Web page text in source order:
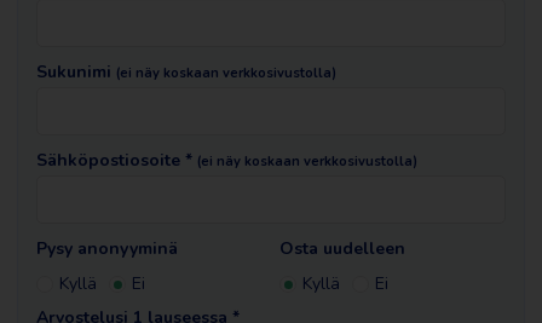
Sukunimi (ei näy koskaan verkkosivustolla)
Sähköpostiosoite * (ei näy koskaan verkkosivustolla)
Pysy anonyyminä
Kyllä
Ei
Osta uudelleen
Kyllä
Ei
Arvostelusi 1 lauseessa *